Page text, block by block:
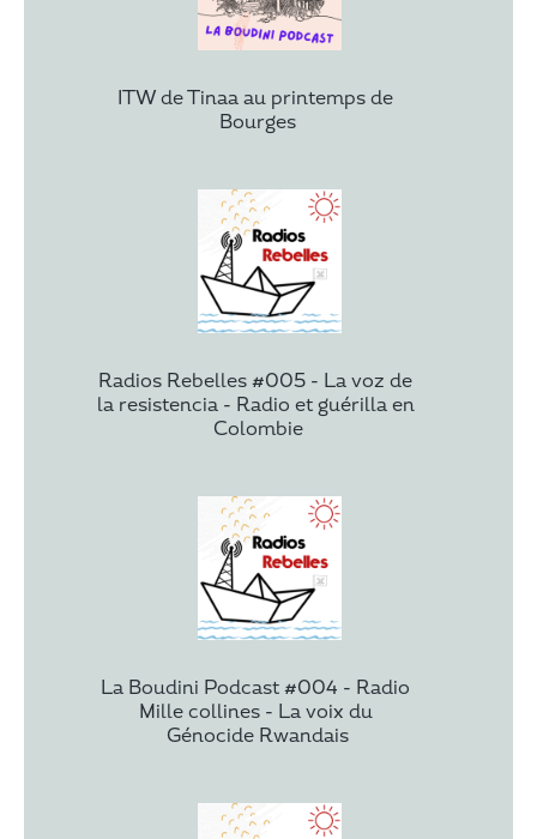
ITW de Tinaa au printemps de
Bourges
Radios Rebelles #005 - La voz de
la resistencia - Radio et guérilla en
Colombie
La Boudini Podcast #004 - Radio
Mille collines - La voix du
Génocide Rwandais